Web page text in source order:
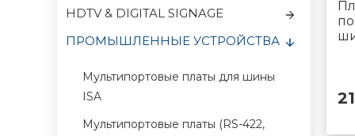
HDTV & DIGITAL SIGNAGE
ПРОМЫШЛЕННЫЕ УСТРОЙСТВА
Мультипортовые платы для шины
ISA
Мультипортовые платы (RS-422,